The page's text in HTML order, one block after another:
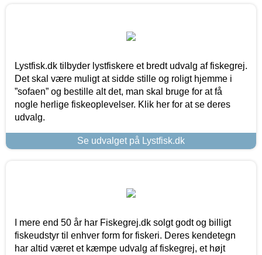
Lystfisk.dk tilbyder lystfiskere et bredt udvalg af fiskegrej.
Det skal være muligt at sidde stille og roligt hjemme i
”sofaen” og bestille alt det, man skal bruge for at få
nogle herlige fiskeoplevelser. Klik her for at se deres
udvalg.
Se udvalget på Lystfisk.dk
I mere end 50 år har Fiskegrej.dk solgt godt og billigt
fiskeudstyr til enhver form for fiskeri. Deres kendetegn
har altid været et kæmpe udvalg af fiskegrej, et højt